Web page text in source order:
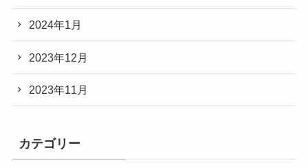
2024年1月
2023年12月
2023年11月
カテゴリー